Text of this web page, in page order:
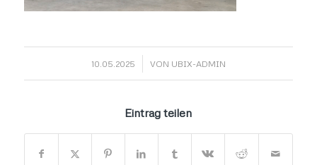
10.05.2025
/ VON UBIX-ADMIN
Eintrag teilen